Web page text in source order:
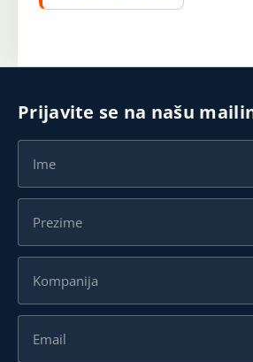
Prijavite se na našu